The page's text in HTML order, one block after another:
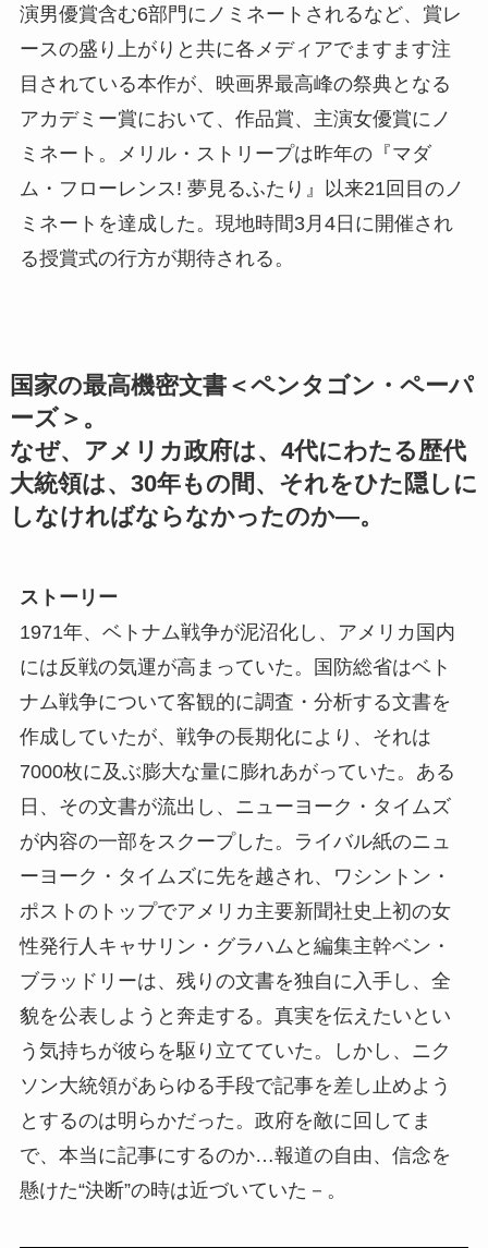
演男優賞含む6部門にノミネートされるなど、賞レ
ースの盛り上がりと共に各メディアでますます注
目されている本作が、映画界最高峰の祭典となる
アカデミー賞において、作品賞、主演女優賞にノ
ミネート。メリル・ストリープは昨年の『マダ
ム・フローレンス! 夢見るふたり』以来21回目のノ
ミネートを達成した。現地時間3月4日に開催され
る授賞式の行方が期待される。
国家の最高機密文書＜ペンタゴン・ペーパ
ーズ＞。
なぜ、アメリカ政府は、4代にわたる歴代
大統領は、30年もの間、それをひた隠しに
しなければならなかったのか―。
ストーリー
1971年、ベトナム戦争が泥沼化し、アメリカ国内
には反戦の気運が高まっていた。国防総省はベト
ナム戦争について客観的に調査・分析する文書を
作成していたが、戦争の長期化により、それは
7000枚に及ぶ膨大な量に膨れあがっていた。ある
日、その文書が流出し、ニューヨーク・タイムズ
が内容の一部をスクープした。ライバル紙のニュ
ーヨーク・タイムズに先を越され、ワシントン・
ポストのトップでアメリカ主要新聞社史上初の女
性発行人キャサリン・グラハムと編集主幹ベン・
ブラッドリーは、残りの文書を独自に入手し、全
貌を公表しようと奔走する。真実を伝えたいとい
う気持ちが彼らを駆り立てていた。しかし、ニク
ソン大統領があらゆる手段で記事を差し止めよう
とするのは明らかだった。政府を敵に回してま
で、本当に記事にするのか…報道の自由、信念を
懸けた“決断”の時は近づいていた－。